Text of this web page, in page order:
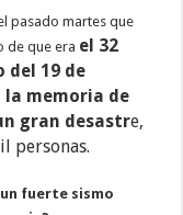
pasado martes que
de que era el 32
del 19 de
la memoria de
gran desastre,
personas.
fuerte sismo